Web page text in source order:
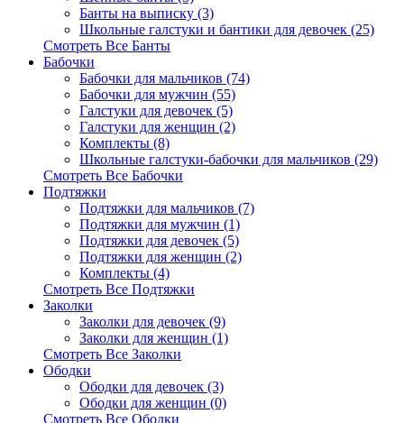
Банты на выписку (3)
Школьные галстуки и бантики для девочек (25)
Смотреть Все Банты
Бабочки
Бабочки для мальчиков (74)
Бабочки для мужчин (55)
Галстуки для девочек (5)
Галстуки для женщин (2)
Комплекты (8)
Школьные галстуки-бабочки для мальчиков (29)
Смотреть Все Бабочки
Подтяжки
Подтяжки для мальчиков (7)
Подтяжки для мужчин (1)
Подтяжки для девочек (5)
Подтяжки для женщин (2)
Комплекты (4)
Смотреть Все Подтяжки
Заколки
Заколки для девочек (9)
Заколки для женщин (1)
Смотреть Все Заколки
Ободки
Ободки для девочек (3)
Ободки для женщин (0)
Смотреть Все Ободки